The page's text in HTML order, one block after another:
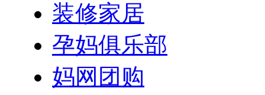
装修家居
孕妈俱乐部
妈网团购